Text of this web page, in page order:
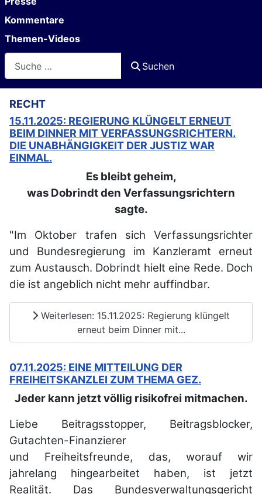
Kommentare
Themen-Videos
Suchen
RECHT
15.11.2025: REGIERUNG KLÜNGELT ERNEUT
BEIM DINNER MIT VERFASSUNGSRICHTERN.
DIE UNABHÄNGIGKEIT DER JUSTIZ WAR
EINMAL.
Es bleibt geheim,
was Dobrindt den Verfassungsrichtern
sagte.
"Im Oktober trafen sich Verfassungsrichter
und Bundesregierung im Kanzleramt erneut
zum Austausch. Dobrindt hielt eine Rede. Doch
die ist angeblich nicht mehr auffindbar.
Weiterlesen: 15.11.2025: Regierung klüngelt
erneut beim Dinner mit...
07.11.2025: EINE MITTEILUNG DER
FREIHEITSKANZLEI ZUM THEMA GEZ.
Jeder kann jetzt völlig risikofrei mitmachen.
Liebe Beitragsstopper, Beitragsblocker,
Gutachten-Finanzierer
und Freiheitsfreunde, das, worauf wir
jahrelang hingearbeitet haben, ist jetzt
Realität. Das Bundesverwaltungsgericht